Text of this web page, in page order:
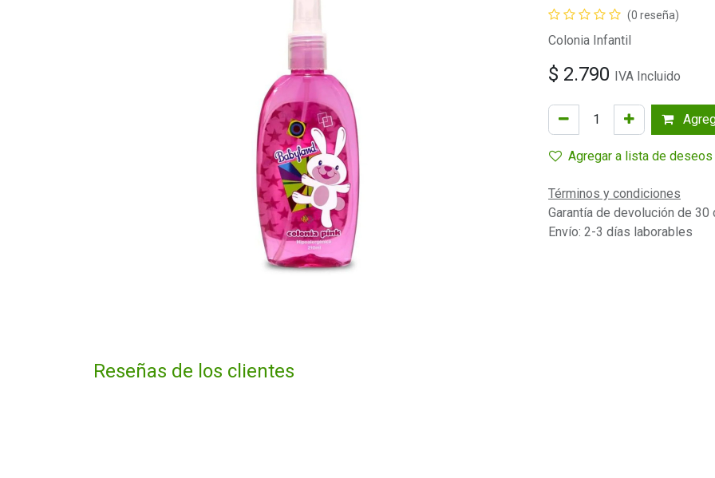
(0 reseña)
Colonia Infantil
$ 2.790 IVA Incluido
Agregar a lista de deseos
Términos y condiciones
Garantía de devolución de 30
Envío: 2-3 días laborables
Reseñas de los clientes